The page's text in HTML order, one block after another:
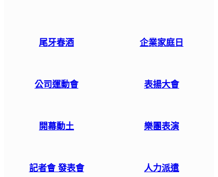
尾牙春酒 企業家庭日
公司運動會 表揚大會
開幕動土 樂團表演
記者會 發表會 人力派遣